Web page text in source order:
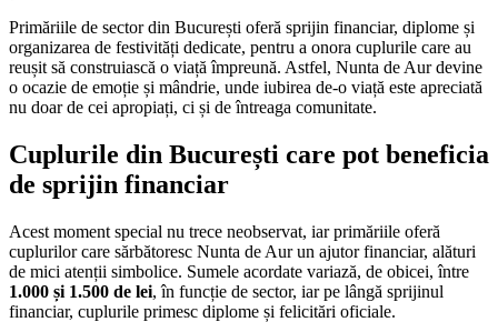
Primăriile de sector din București oferă sprijin financiar, diplome și
organizarea de festivități dedicate, pentru a onora cuplurile care au
reușit să construiască o viață împreună. Astfel, Nunta de Aur devine
o ocazie de emoție și mândrie, unde iubirea de-o viață este apreciată
nu doar de cei apropiați, ci și de întreaga comunitate.
Cuplurile din București care pot beneficia
de sprijin financiar
Acest moment special nu trece neobservat, iar primăriile oferă
cuplurilor care sărbătoresc Nunta de Aur un ajutor financiar, alături
de mici atenții simbolice. Sumele acordate variază, de obicei, între
1.000 și 1.500 de lei, în funcție de sector, iar pe lângă sprijinul
financiar, cuplurile primesc diplome și felicitări oficiale.